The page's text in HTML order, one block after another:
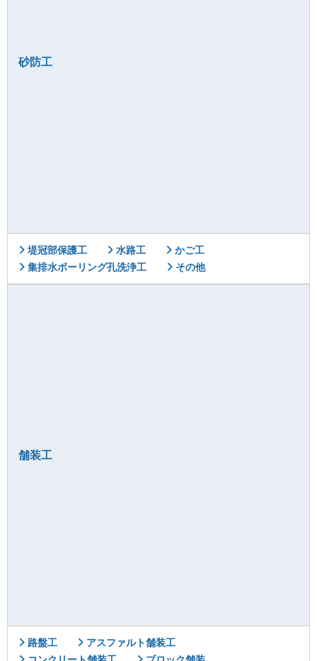
砂防工
堤冠部保護工 水路工
かご工
集排水ボーリング孔洗浄工
その他
舗装工
路盤工
アスファルト舗装工